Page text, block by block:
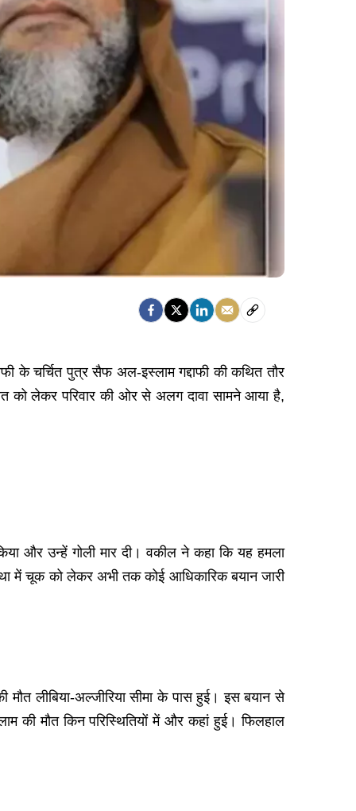
के चर्चित पुत्र सैफ अल-इस्लाम गद्दाफी की कथित तौर
को लेकर परिवार की ओर से अलग दावा सामने आया है,
और उन्हें गोली मार दी। वकील ने कहा कि यह हमला
में चूक को लेकर अभी तक कोई आधिकारिक बयान जारी
लीबिया-अल्जीरिया सीमा के पास हुई। इस बयान से
की मौत किन परिस्थितियों में और कहां हुई। फिलहाल